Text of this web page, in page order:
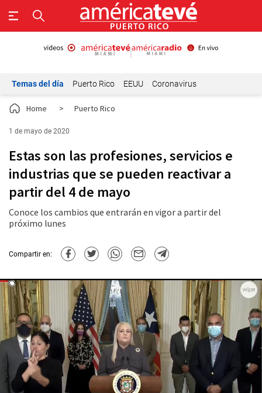
Temas del día Puerto Rico EEUU Coronavirus
Home > Puerto Rico
1 de mayo de 2020
Estas son las profesiones, servicios e
industrias que se pueden reactivar a
partir del 4 de mayo
Conoce los cambios que entrarán en vigor a partir del
próximo lunes
Compartir en: